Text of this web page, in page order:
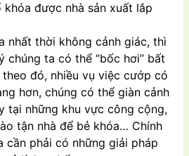
được nhà sản xuất lắp
nhất thời không cảnh giác, thì
chúng ta có thể “bốc hơi” bất
theo đó, nhiều vụ việc cướp có
hơn, chúng có thể giàn cảnh
tại những khu vực công cộng,
tận nhà để bẻ khóa… Chính
cần phải có những giải pháp